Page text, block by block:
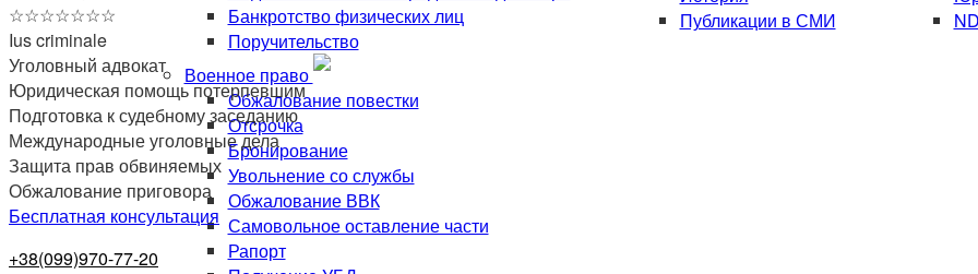
Банкротство физических лиц
Поручительство
Военное право
Обжалование повестки
Отсрочка
Бронирование
Увольнение со службы
Обжалование ВВК
Самовольное оставление части
Рапорт
Публикации в СМИ
☆☆☆☆☆☆☆
Ius criminale
Уголовный адвокат
Юридическая помощь потерпевшим
Подготовка к судебному заседанию
Международные уголовные дела
Защита прав обвиняемых
Обжалование приговора
Бесплатная консультация
+38(099)970-77-20